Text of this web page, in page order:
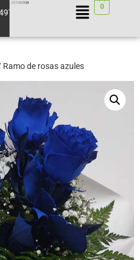
0
Ramo de rosas azules